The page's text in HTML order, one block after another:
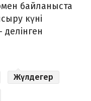
байланыста
күні
делінген
Жүлдегер